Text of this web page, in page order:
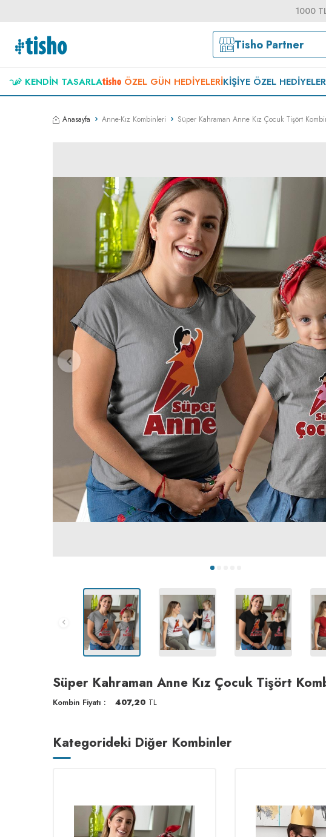
1000
Tisho Partner
KENDIN TASARLA ÖZEL GÜN HEDIYELERIKIŞIYE ÖZEL HEDIYELER
Anasayfa Anne-Kız Kombinleri Süper Kahraman Anne Kız Çocuk Tişört
Süper Kahraman Anne Kız Çocuk Tişört
Kombin Fiyatı : 407,20 TL
Kategorideki Diğer Kombinler